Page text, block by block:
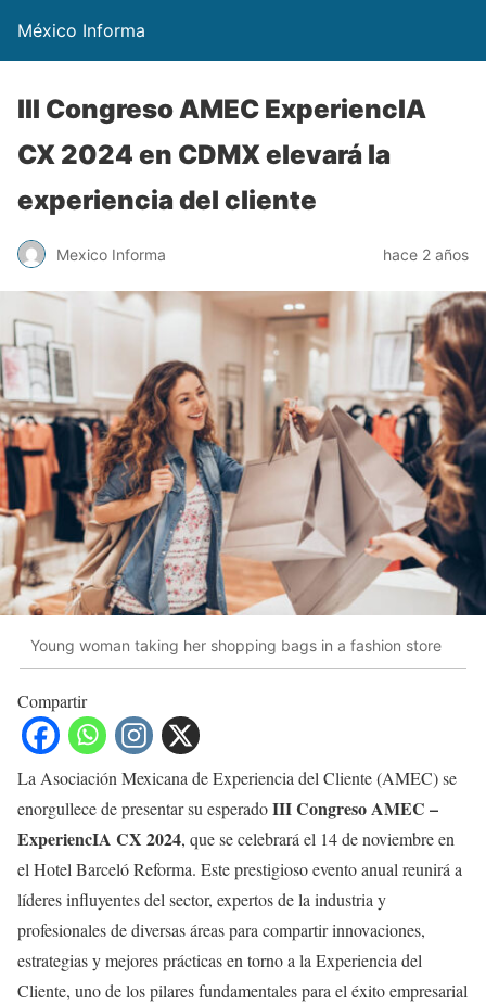
México Informa
III Congreso AMEC ExperiencIA
CX 2024 en CDMX elevará la
experiencia del cliente
Mexico Informa hace 2 años
Young woman taking her shopping bags in a fashion store
Compartir
La Asociación Mexicana de Experiencia del Cliente (AMEC) se
enorgullece de presentar su esperadoIII Congreso AMEC –
ExperiencIA CX 2024, que se celebrará el 14 de noviembre en
el Hotel Barceló Reforma. Este prestigioso evento anual reunirá a
líderes influyentes del sector, expertos de la industria y
profesionales de diversas áreas para compartir innovaciones,
estrategias y mejores prácticas en torno a la Experiencia del
Cliente, uno de los pilares fundamentales para el éxito empresarial